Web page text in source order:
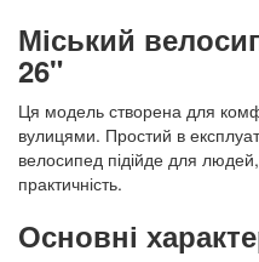
Міський
26"
Ця модель створена для
вулицями. Простий в
велосипед підійде для людей,
практичність.
Основні